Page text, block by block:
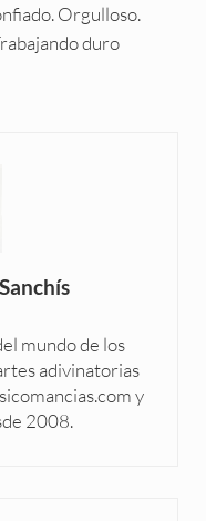
Orgulloso.
duro
mundo de los
adivinatorias
y
2008.